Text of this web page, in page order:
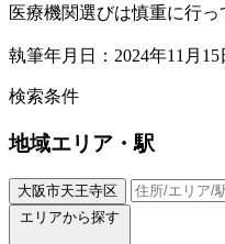
医療機関選びは慎重に行っ
執筆年月日：2024年11月15
検索条件
地域エリア・駅
大阪市天王寺区
エリアから探す